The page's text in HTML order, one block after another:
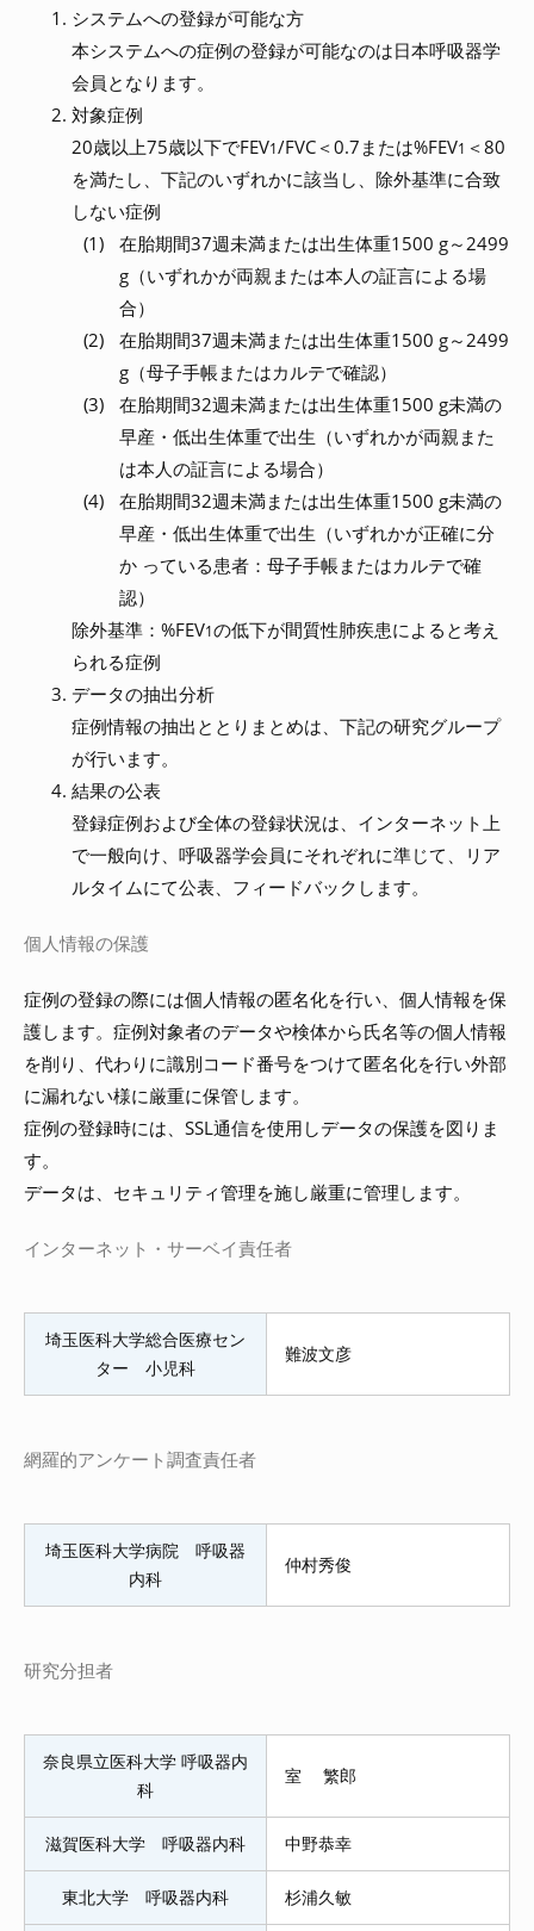
システムへの登録が可能な方
本システムへの症例の登録が可能なのは日本呼吸器学
会員となります。
対象症例
20歳以上75歳以下でFEV1/FVC＜0.7または%FEV1 ＜80
を満たし、下記のいずれかに該当し、除外基準に合致
しない症例
在胎期間37週未満または出生体重1500 g～2499
g（いずれかが両親または本人の証言による場
合）
在胎期間37週未満または出生体重1500 g～2499
g（母子手帳またはカルテで確認）
在胎期間32週未満または出生体重1500 g未満の
早産・低出生体重で出生（いずれかが両親また
は本人の証言による場合）
在胎期間32週未満または出生体重1500 g未満の
早産・低出生体重で出生（いずれかが正確に分
か っている患者：母子手帳またはカルテで確
認）
除外基準：%FEV1の低下が間質性肺疾患によると考え
られる症例
データの抽出分析
症例情報の抽出ととりまとめは、下記の研究グループ
が行います。
結果の公表
登録症例および全体の登録状況は、インターネット上
で一般向け、呼吸器学会員にそれぞれに準じて、リア
ルタイムにて公表、フィードバックします。
個人情報の保護
症例の登録の際には個人情報の匿名化を行い、個人情報を保
護します。症例対象者のデータや検体から氏名等の個人情報
を削り、代わりに識別コード番号をつけて匿名化を行い外部
に漏れない様に厳重に保管します。
症例の登録時には、SSL通信を使用しデータの保護を図りま
す。
データは、セキュリティ管理を施し厳重に管理します。
インターネット・サーベイ責任者
埼玉医科大学総合医療セン
ター 小児科
難波文彦
網羅的アンケート調査責任者
埼玉医科大学病院 呼吸器
内科
仲村秀俊
研究分担者
奈良県立医科大学 呼吸器内
科
室 繁郎
滋賀医科大学 呼吸器内科 中野恭幸
東北大学 呼吸器内科 杉浦久敏